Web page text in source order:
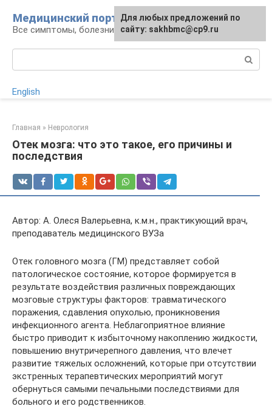
контенту
Медицинский портал
Все симптомы, болезни и их лечение
English
Главная » Неврология
Отек мозга: что это такое, его причины и
последствия
Автор: А. Олеся Валерьевна, к.м.н., практикующий врач,
преподаватель медицинского ВУЗа
Отек головного мозга (ГМ) представляет собой
патологическое состояние, которое формируется в
результате воздействия различных повреждающих
мозговые структуры факторов: травматического
поражения, сдавления опухолью, проникновения
инфекционного агента. Неблагоприятное влияние
быстро приводит к избыточному накоплению жидкости,
повышению внутричерепного давления, что влечет
развитие тяжелых осложнений, которые при отсутствии
экстренных терапевтических мероприятий могут
обернуться самыми печальными последствиями для
больного и его родственников.
Для любых предложений по
сайту: sakhbmc@cp9.ru